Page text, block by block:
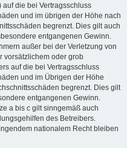
die bei Vertragsschluss
und im übrigen der Höhe nach
begrenzt. Dies gilt auch
entgangenen Gewinn.
außer bei der Verletzung von
vorsätzlichem oder grob
auf die bei Vertragsschluss
und im Übrigen der Höhe
begrenzt. Dies gilt
entgangenen Gewinn.
a bis c gilt sinngemäß auch
des Betreibers.
nationalem Recht bleiben